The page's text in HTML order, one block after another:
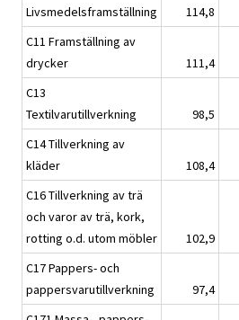
Livsmedelsframställning
114,8
C11 Framställning av
drycker
111,4
C13
Textilvarutillverkning
98,5
C14 Tillverkning av
kläder
108,4
C16 Tillverkning av trä
och varor av trä, kork,
rotting o.d. utom möbler
102,9
C17 Pappers- och
pappersvarutillverkning
97,4